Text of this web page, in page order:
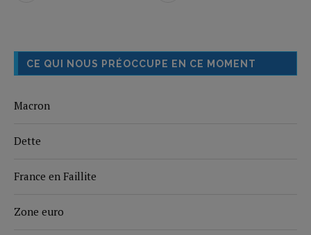
CE QUI NOUS PRÉOCCUPE EN CE MOMENT
Macron
Dette
France en Faillite
Zone euro